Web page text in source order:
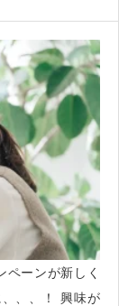
ペーンが新しく
、、！ 興味が